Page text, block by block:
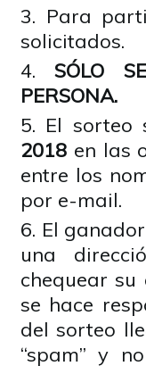
Para
solicitados.
SÓLO
PERSONA.
El sorteo
2018 en las
entre los
por e-mail.
El
una
chequear su
se hace
del sorteo
“spam” y